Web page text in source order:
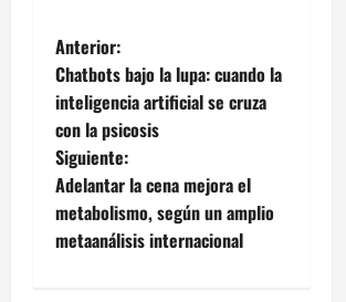
N
a
v
e
g
Anterior:
Chatbots bajo la lupa: cuando la
inteligencia artificial se cruza
con la psicosis
Siguiente:
Adelantar la cena mejora el
metabolismo, según un amplio
metaanálisis internacional